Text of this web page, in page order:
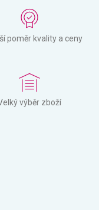
poměr kvality a ceny
výběr zboží